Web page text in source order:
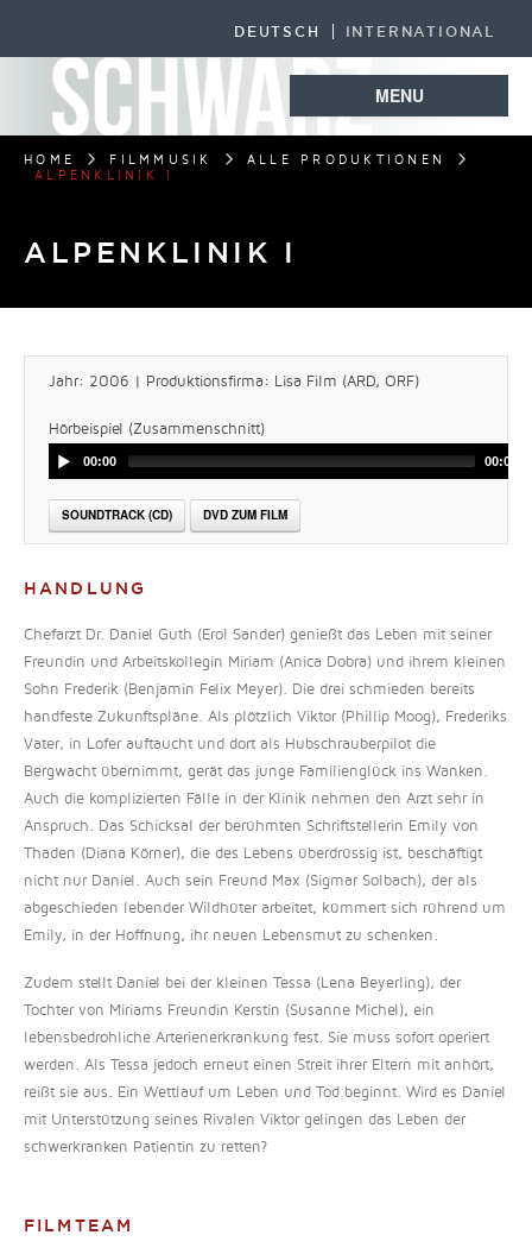
DEUTSCH INTERNATIONAL
MENU
HOME FILMMUSIK
ALLE PRODUKTIONEN
ALPENKLINIK I
ALPENKLINIK I
Jahr: 2006 | Produktionsfirma: Lisa Film (ARD, ORF)
Hörbeispiel (Zusammenschnitt)
00:00 00:00
SOUNDTRACK (CD) DVD ZUM FILM
HANDLUNG
Chefarzt Dr. Daniel Guth (Erol Sander) genießt das Leben mit seiner
Freundin und Arbeitskollegin Miriam (Anica Dobra) und ihrem kleinen
Sohn Frederik (Benjamin Felix Meyer). Die drei schmieden bereits
handfeste Zukunftspläne. Als plötzlich Viktor (Phillip Moog), Frederiks
Vater, in Lofer auftaucht und dort als Hubschrauberpilot die
Bergwacht übernimmt, gerät das junge Familienglück ins Wanken.
Auch die komplizierten Fälle in der Klinik nehmen den Arzt sehr in
Anspruch. Das Schicksal der berühmten Schriftstellerin Emily von
Thaden (Diana Körner), die des Lebens überdrüssig ist, beschäftigt
nicht nur Daniel. Auch sein Freund Max (Sigmar Solbach), der als
abgeschieden lebender Wildhüter arbeitet, kümmert sich rührend um
Emily, in der Hoffnung, ihr neuen Lebensmut zu schenken.
Zudem stellt Daniel bei der kleinen Tessa (Lena Beyerling), der
Tochter von Miriams Freundin Kerstin (Susanne Michel), ein
lebensbedrohliche Arterienerkrankung fest. Sie muss sofort operiert
werden. Als Tessa jedoch erneut einen Streit ihrer Eltern mit anhört,
reißt sie aus. Ein Wettlauf um Leben und Tod beginnt. Wird es Daniel
mit Unterstützung seines Rivalen Viktor gelingen das Leben der
schwerkranken Patientin zu retten?
FILMTEAM